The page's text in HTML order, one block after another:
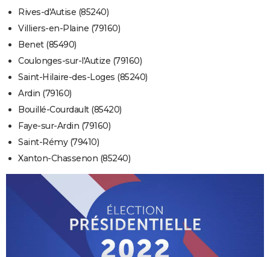
Rives-d'Autise (85240)
Villiers-en-Plaine (79160)
Benet (85490)
Coulonges-sur-l'Autize (79160)
Saint-Hilaire-des-Loges (85240)
Ardin (79160)
Bouillé-Courdault (85420)
Faye-sur-Ardin (79160)
Saint-Rémy (79410)
Xanton-Chassenon (85240)